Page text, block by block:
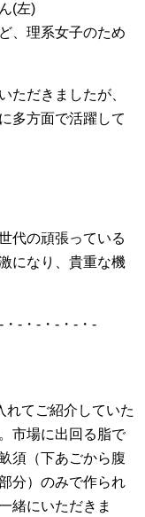
(左)
、理系女子のため
ただきましたが、
多方面で活躍して
代の頑張っている
になり、貴重な機
-・-・-・-・-
れてご紹介していた
市場に出回る脂で
須（下あごから腹
分）のみで作られ
緒にいただきま